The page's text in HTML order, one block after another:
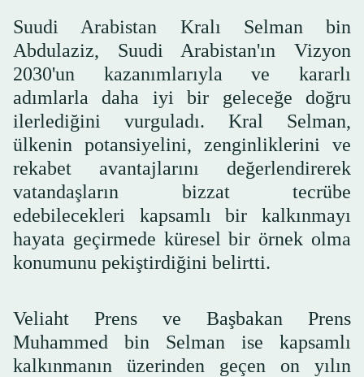
Suudi Arabistan Kralı Selman bin
Abdulaziz, Suudi Arabistan'ın Vizyon
2030'un kazanımlarıyla ve kararlı
adımlarla daha iyi bir geleceğe doğru
ilerlediğini vurguladı. Kral Selman,
ülkenin potansiyelini, zenginliklerini ve
rekabet avantajlarını değerlendirerek
vatandaşların bizzat tecrübe
edebilecekleri kapsamlı bir kalkınmayı
hayata geçirmede küresel bir örnek olma
konumunu pekiştirdiğini belirtti.
Veliaht Prens ve Başbakan Prens
Muhammed bin Selman ise kapsamlı
kalkınmanın üzerinden geçen on yılın